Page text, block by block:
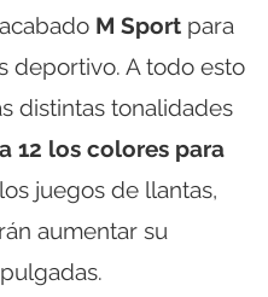
M Sport para
deportivo. A todo esto
distintas tonalidades
12 los colores para
juegos de llantas,
aumentar su